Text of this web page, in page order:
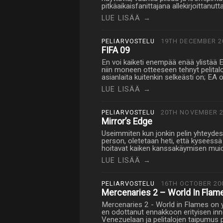
pitkäaikaisfanittajana
LUE LISÄÄ →
PELIARVOSTELU 19TH DECEMBER
FIFA 09
En voi kaiketi enempää enää ylistää
niin moneen otteeseen tehnyt
asianlaita kuitenkin selkeästi on; EA
LUE LISÄÄ →
PELIARVOSTELU 20TH NOVEMBER
Mirror’s Edge
Useimmiten kun jonkin pelin
person, oletetaan heti, että
hoitavat kaiken kanssakäymisen
LUE LISÄÄ →
PELIARVOSTELU 16TH OCTOBER
Mercenaries 2 – World In
Mercenaries 2 - World in Flames on
en odottanut ennakkoon erityisen
Venezuelaan ja pelitalojen taipumus